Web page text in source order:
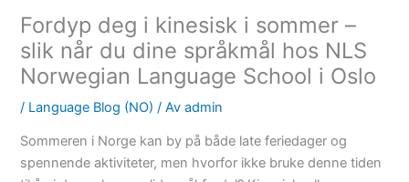
Fordyp deg i kinesisk i sommer –
slik når du dine språkmål hos NLS
Norwegian Language School i Oslo
/ Language Blog (NO) / Av admin
Sommeren i Norge kan by på både late feriedager og
spennende aktiviteter, men hvorfor ikke bruke denne tiden